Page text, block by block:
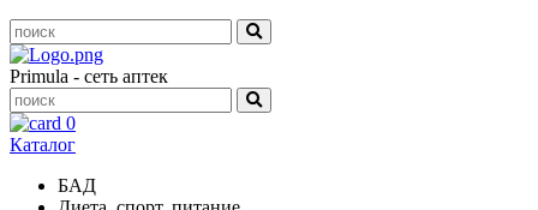
Primula - сеть аптек
0
Каталог
БАД